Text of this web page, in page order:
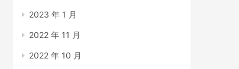
2023 年 1 月
2022 年 11 月
2022 年 10 月